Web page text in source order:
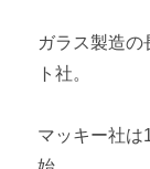
ガラス製造の
ト社。
マッキー社は